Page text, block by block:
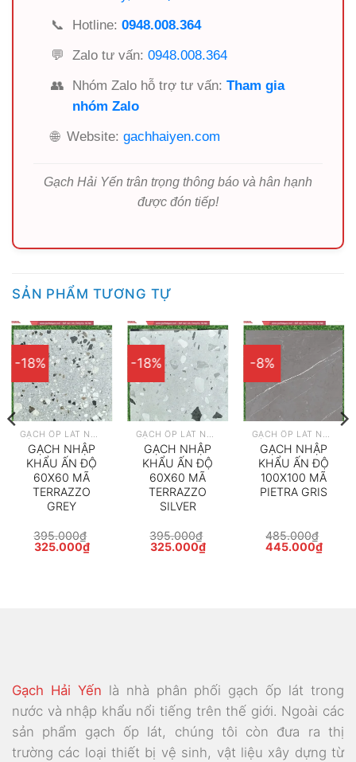
📞
Hotline: 0948.008.364
💬
Zalo tư vấn: 0948.008.364
👥
Nhóm Zalo hỗ trợ tư vấn: Tham gia
nhóm Zalo
🌐 Website: gachhaiyen.com
Gạch Hải Yến trân trọng thông báo và hân hạnh
được đón tiếp!
SẢN PHẨM TƯƠNG TỰ
-18%
GẠCH ỐP LÁT NHẬP KHẨU
GẠCH NHẬP
KHẨU ẤN ĐỘ
60X60 MÃ
TERRAZZO
GREY
395.000₫
Giá
325.000₫Giá
hiện
-18%
GẠCH ỐP LÁT NHẬP KHẨU
GẠCH NHẬP
KHẨU ẤN ĐỘ
60X60 MÃ
TERRAZZO
SILVER
395.000₫
Giá
325.000₫Giá
hiện
-8%
GẠCH ỐP LÁT NHẬP KHẨU
GẠCH NHẬP
KHẨU ẤN ĐỘ
100X100 MÃ
PIETRA GRIS
485.000₫
Giá
445.000₫Giá
hiện
Gạch Hải Yến là nhà phân phối gạch ốp lát trong
nước và nhập khẩu nổi tiếng trên thế giới. Ngoài các
sản phẩm gạch ốp lát, chúng tôi còn đưa ra thị
trường các loại thiết bị vệ sinh, vật liệu xây dựng từ